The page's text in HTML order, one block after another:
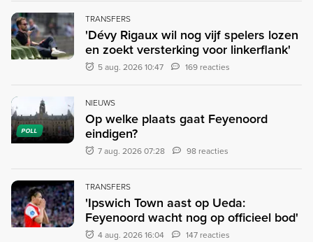
TRANSFERS
'Dévy Rigaux wil nog vijf spelers lozen
en zoekt versterking voor linkerflank'
5 aug. 2026 10:47 169 reacties
POLL
NIEUWS
Op welke plaats gaat Feyenoord
eindigen?
7 aug. 2026 07:28 98 reacties
TRANSFERS
'Ipswich Town aast op Ueda:
Feyenoord wacht nog op officieel bod'
4 aug. 2026 16:04 147 reacties